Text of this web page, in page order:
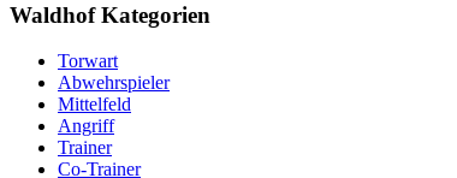
Waldhof Kategorien
Torwart
Abwehrspieler
Mittelfeld
Angriff
Trainer
Co-Trainer